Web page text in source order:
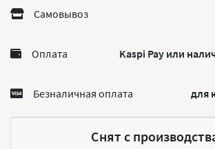
Самовывоз
Оплата Kaspi Pay или
Безналичная оплата для
Снят с